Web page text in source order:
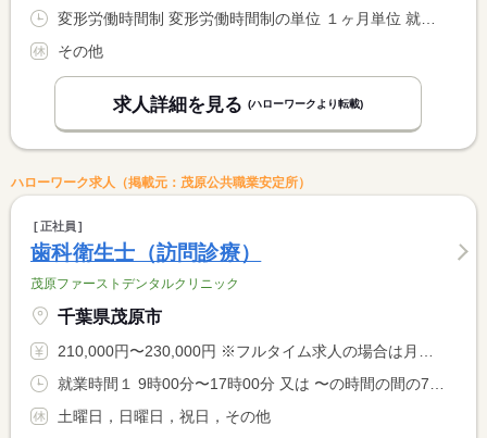
その他
求人詳細を見る (ハローワークより転載)
ハローワーク求人（掲載元：茂原公共職業安定所）
正社員
歯科衛生士（訪問診療）
茂原ファーストデンタルクリニック
千葉県茂原市
210,000円〜230,000円 ※フルタイム求人の場合は月額（換算額）、パート求人の場合は時間額を表示しています。
土曜日，日曜日，祝日，その他